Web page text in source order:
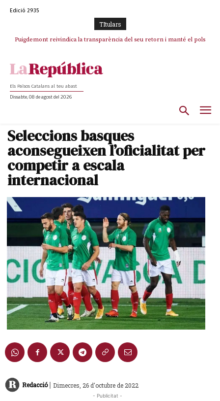
Edició 2935
TItulars
Puigdemont reivindica la transparència del seu retorn i manté el pols
Portugal acusa Espanya de provocar un “efecte crida” massiu per la seva
Els Països Catalans al teu abast
Dissabte, 08 de agost del 2026
Seleccions basques
aconsegueixen l’oficialitat per
competir a escala
internacional
Redacció | Dimecres, 26 d'octubre de 2022
- Publicitat -